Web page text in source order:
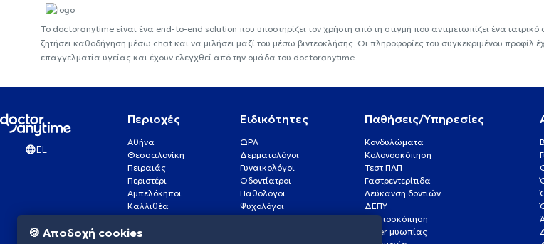
Το doctoranytime είναι ένα end-to-end solution που υποστηρίζει τον χρήστη από τη στιγμή που αντιμετωπίζει ένα ιατρικό
ζητήσει καθοδήγηση μέσω chat και να μιλήσει μαζί του μέσω βιντεοκλήσης. Οι πληροφορίες του συγκεκριμένου
επαγγελματία υγείας και έχουν ελεγχθεί από την ομάδα του doctoranytime.
EL
Περιοχές
Αθήνα
Θεσσαλονίκη
Πειραιάς
Περιστέρι
Αμπελόκηποι
Καλλιθέα
Γλυφάδα
Ειδικότητες
ΩΡΛ
Δερματολόγοι
Γυναικολόγοι
Οδοντίατροι
Παθολόγοι
Ψυχολόγοι
Παθήσεις/Υπηρεσίες
Κονδυλώματα
Κολονοσκόπηση
Τεστ ΠΑΠ
Γαστρεντερίτιδα
Λεύκανση δοντιών
ΔΕΠΥ
Κολποσκόπηση
Laser μυωπίας
🍪 Αποδοχή cookies